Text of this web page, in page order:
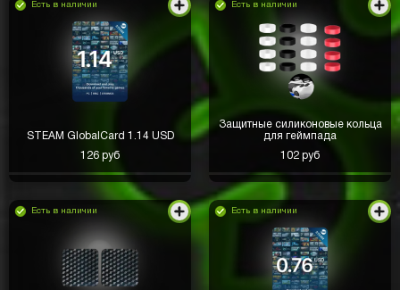
Есть в наличии
STEAM GlobalCard 1.14 USD
126 руб
Есть в наличии
Защитные силиконовые кольца
для геймпада
102 руб
Есть в наличии Есть в наличии